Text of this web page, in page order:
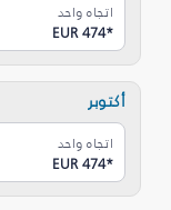
اتجاه واحد
EUR 474*
أكتوبر
اتجاه واحد
EUR 474*